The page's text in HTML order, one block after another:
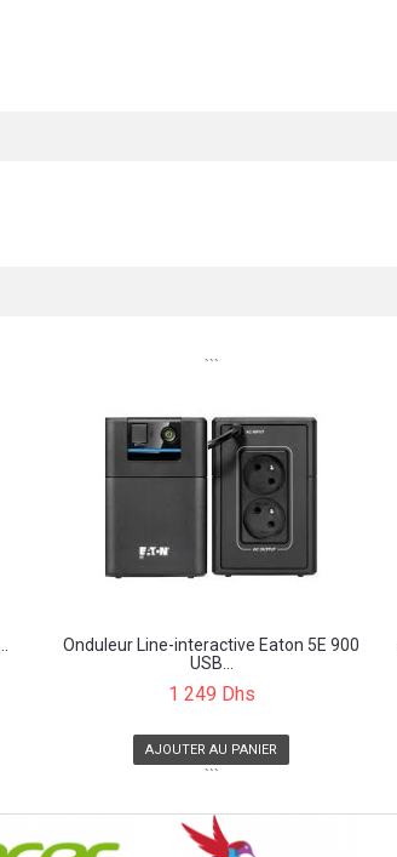
```
Onduleur Line-interactive Eaton 5E 900
USB...
1 249 Dhs
AJOUTER AU PANIER
```